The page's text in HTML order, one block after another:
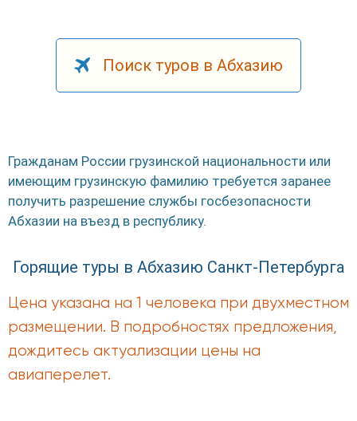
Поиск туров в Абхазию
Гражданам России грузинской национальности или
имеющим грузинскую фамилию требуется заранее
получить разрешение службы госбезопасности
Абхазии на въезд в республику.
Горящие туры в Абхазию Санкт-Петербурга
Цена указана на 1 человека при двухместном
размещении. В подробностях предложения,
дождитесь актуализации цены на
авиаперелет.